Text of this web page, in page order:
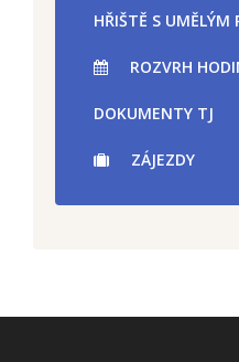
HŘIŠTĚ S UMĚLÝM
ROZVRH
DOKUMENTY TJ
ZÁJEZDY